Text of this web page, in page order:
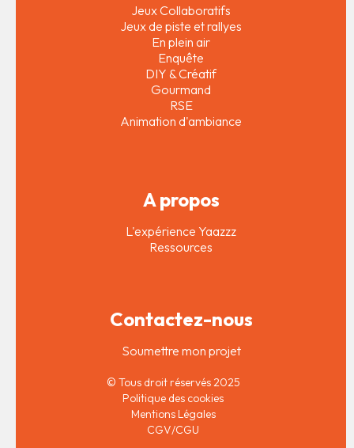
Jeux Collaboratifs
Jeux de piste et rallyes
En plein air
Enquête
DIY & Créatif
Gourmand
RSE
Animation d'ambiance
A propos
L'expérience Yaazzz
Ressources
Contactez-nous
Soumettre mon projet
© Tous droit réservés 2025
Politique des cookies
Mentions Légales
CGV/CGU